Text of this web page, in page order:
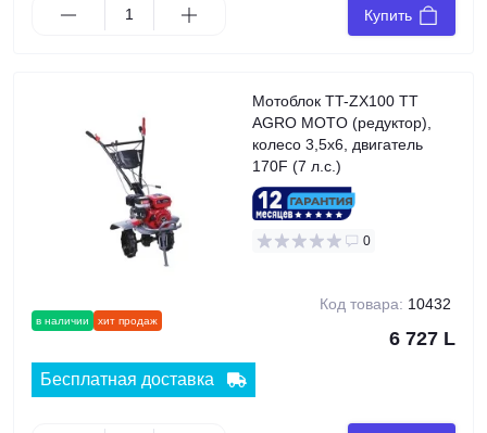
Купить
в наличии хит продаж
Мотоблок TT-ZX100 TT
AGRO MOTO (редуктор),
колесо 3,5x6, двигатель
170F (7 л.с.)
0
Код товара: 10432
6 727 L
Бесплатная доставка